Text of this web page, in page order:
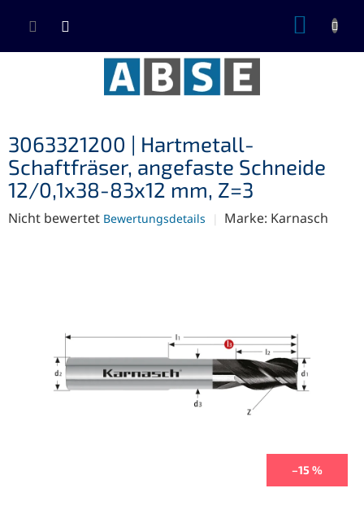
Inhalt
3063321200 | Hartmetall-
Schaftfräser, angefaste Schneide
12/0,1x38-83x12 mm, Z=3
Die
Nicht bewertet Bewertungsdetails Marke: Karnasch
–15 %